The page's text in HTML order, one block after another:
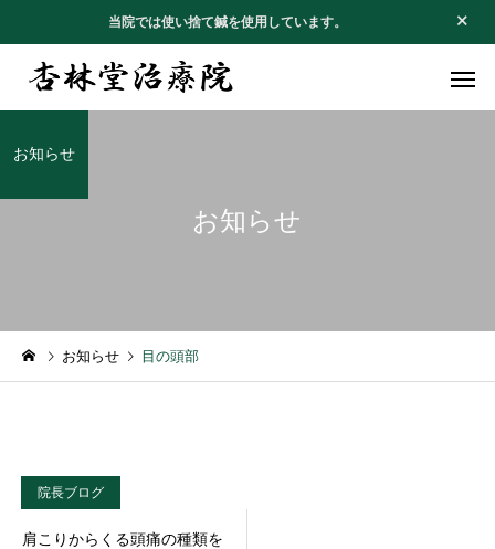
当院では使い捨て鍼を使用しています。
１月の休診日 お礼のお手紙
お知らせ
お知らせ
お知らせ 目の頭部
院長ブログ
肩こりからくる頭痛の種類を